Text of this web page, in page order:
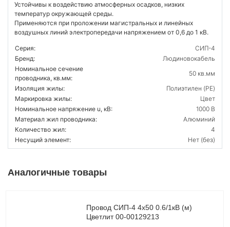
Устойчивы к воздействию атмосферных осадков, низких
температур окружающей среды.
Применяются при проложении магистральных и линейных
воздушных линий электропередачи напряжением от 0,6 до 1 кВ.
Серия:
СИП-4
Бренд:
Людиновокабель
Номинальное сечение
проводника, кв.мм:
50 кв.мм
Изоляция жилы:
Полиэтилен (PE)
Маркировка жилы:
Цвет
Номинальное напряжение u, кВ:
1000 В
Материал жил проводника:
Алюминий
Количество жил:
4
Несущий элемент:
Нет (без)
Аналогичные товары
Провод СИП-4 4х50 0.6/1кВ (м)
Цветлит 00-00129213